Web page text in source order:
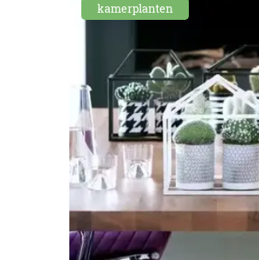
kamerplanten